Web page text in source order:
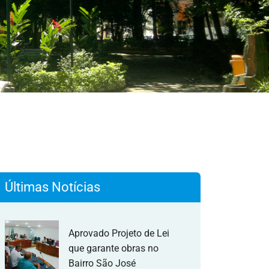
Últimas Notícias
Aprovado Projeto de Lei
que garante obras no
Bairro São José